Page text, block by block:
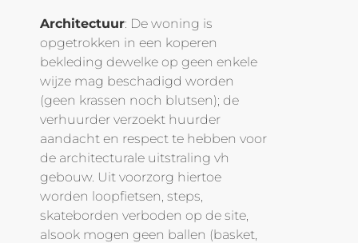
Architectuur: De woning is
opgetrokken in een koperen
bekleding dewelke op geen enkele
wijze mag beschadigd worden
(geen krassen noch blutsen); de
verhuurder verzoekt huurder
aandacht en respect te hebben voor
de architecturale uitstraling vh
gebouw. Uit voorzorg hiertoe
worden loopfietsen, steps,
skateborden verboden op de site,
alsook mogen geen ballen (basket,